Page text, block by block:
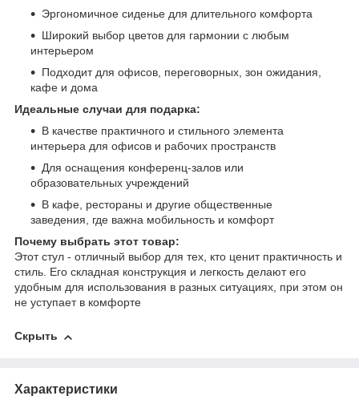
Эргономичное сиденье для длительного комфорта
Широкий выбор цветов для гармонии с любым
интерьером
Подходит для офисов, переговорных, зон ожидания,
кафе и дома
Идеальные случаи для подарка:
В качестве практичного и стильного элемента
интерьера для офисов и рабочих пространств
Для оснащения конференц-залов или
образовательных учреждений
В кафе, рестораны и другие общественные
заведения, где важна мобильность и комфорт
Почему выбрать этот товар:
Этот стул - отличный выбор для тех, кто ценит практичность и
стиль. Его складная конструкция и легкость делают его
удобным для использования в разных ситуациях, при этом он
не уступает в комфорте
Скрыть
Характеристики